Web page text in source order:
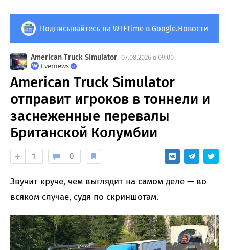
Подписывайтесь на WTFTime в Google.Новости
American Truck Simulator 07.08.2026 в 09:00
Evernews
American Truck Simulator
отправит игроков в тоннели и
заснеженные перевалы
Британской Колумбии
1 0
Звучит круче, чем выглядит на самом деле — во
всяком случае, судя по скриншотам.